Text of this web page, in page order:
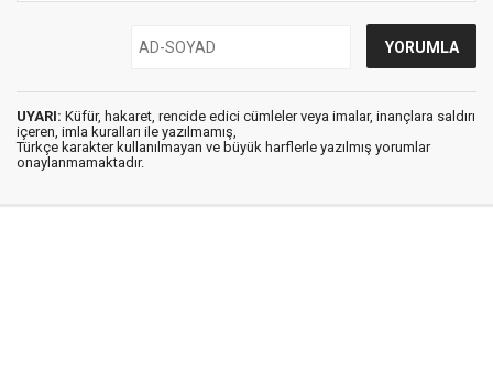
UYARI: Küfür, hakaret, rencide edici cümleler veya imalar, inançlara saldırı
içeren, imla kuralları ile yazılmamış,
Türkçe karakter kullanılmayan ve büyük harflerle yazılmış yorumlar
onaylanmamaktadır.